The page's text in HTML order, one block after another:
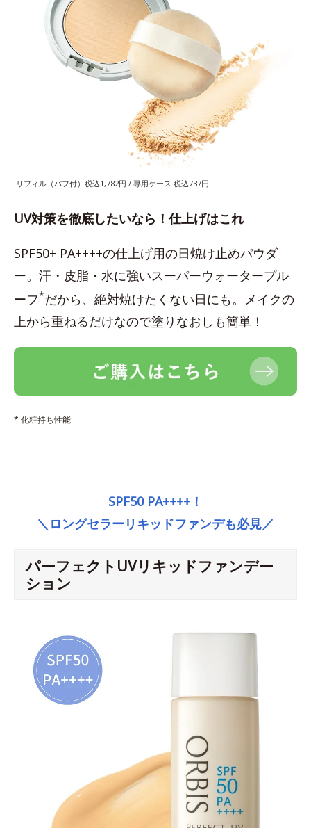
リフィル（パフ付）税込1,782円 / 専用ケース 税込737円
UV対策を徹底したいなら！仕上げはこれ
SPF50+ PA++++の仕上げ用の日焼け止めパウダ
ー。汗・皮脂・水に強いスーパーウォータープル
ーフ*だから、絶対焼けたくない日にも。メイクの
上から重ねるだけなので塗りなおしも簡単！
* 化粧持ち性能
SPF50 PA++++！
＼ロングセラーリキッドファンデも必見／
パーフェクトUVリキッドファンデー
ション